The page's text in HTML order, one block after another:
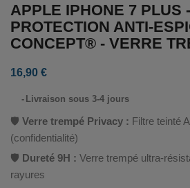
APPLE IPHONE 7 PLUS
PROTECTION ANTI-
CONCEPT® - VERRE
16,90 €
Livraison sous 3-4 jours
🛡️ Verre trempé Privacy : Filtre teinté
(confidentialité)
🛡️ Dureté 9H : Verre trempé ultra-
rayures